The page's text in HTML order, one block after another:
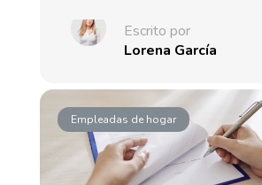
Escrito por
Lorena García
Empleadas de hogar